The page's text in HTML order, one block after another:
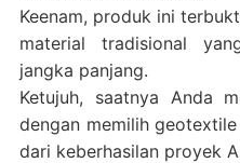
Keenam, produk ini
material tradisional
jangka panjang.
Ketujuh, saatnya Anda
dengan memilih
dari keberhasilan proyek